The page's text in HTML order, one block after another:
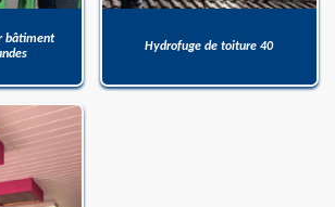
bâtiment
Hydrofuge de toiture 40